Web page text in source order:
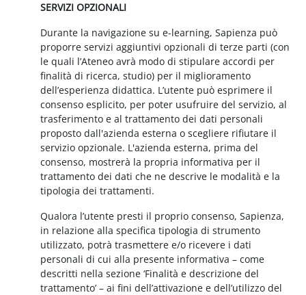
SERVIZI OPZIONALI
Durante la navigazione su e-learning, Sapienza può
proporre servizi aggiuntivi opzionali di terze parti (con
le quali l’Ateneo avrà modo di stipulare accordi per
finalità di ricerca, studio) per il miglioramento
dell’esperienza didattica. L’utente può esprimere il
consenso esplicito, per poter usufruire del servizio, al
trasferimento e al trattamento dei dati personali
proposto dall'azienda esterna o scegliere rifiutare il
servizio opzionale. L'azienda esterna, prima del
consenso, mostrerà la propria informativa per il
trattamento dei dati che ne descrive le modalità e la
tipologia dei trattamenti.
Qualora l’utente presti il proprio consenso, Sapienza,
in relazione alla specifica tipologia di strumento
utilizzato, potrà trasmettere e/o ricevere i dati
personali di cui alla presente informativa – come
descritti nella sezione ‘Finalità e descrizione del
trattamento’ – ai fini dell’attivazione e dell’utilizzo del